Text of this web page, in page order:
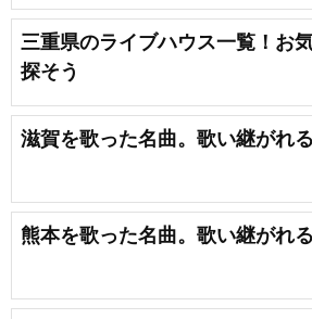
三重県のライブハウス一覧！お
探そう
滋賀を歌った名曲。歌い継がれ
熊本を歌った名曲。歌い継がれ